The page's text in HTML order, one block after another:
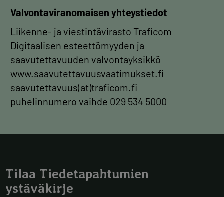
Valvontaviranomaisen yhteystiedot
Liikenne- ja viestintävirasto Traficom
Digitaalisen esteettömyyden ja
saavutettavuuden valvontayksikkö
www.saavutettavuusvaatimukset.fi
saavutettavuus(at)traficom.fi
puhelinnumero vaihde 029 534 5000
Tilaa Tiedetapahtumien
ystäväkirje